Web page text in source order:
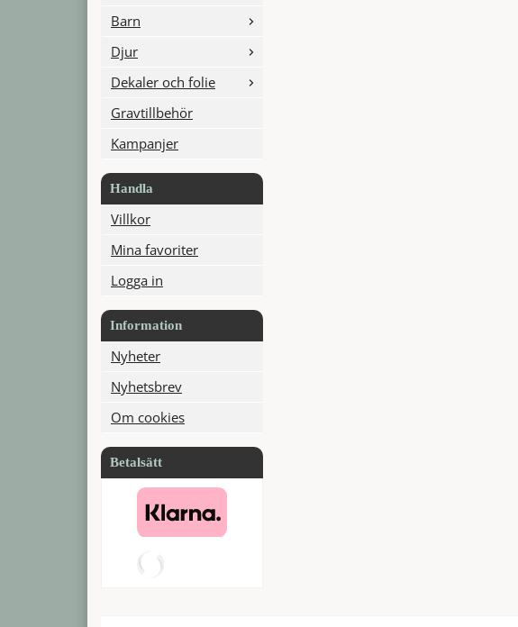
Barn
Djur
Dekaler och folie
Gravtillbehör
Kampanjer
Handla
Villkor
Mina favoriter
Logga in
Information
Nyheter
Nyhetsbrev
Om cookies
Betalsätt